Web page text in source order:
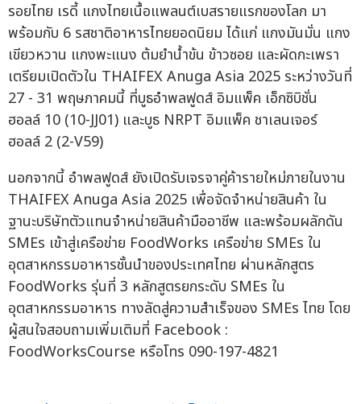
รอยไทย เรดี้ แกงไทยเนื้อแพลนต์เบสรายแรกของโลก มา
พร้อมกับ 6 รสชาติอาหารไทยยอดนิยม ได้แก่ แกงมันมั่น แกง
เขียวหวาน แกงพะแนง ต้มยำน้ำข้น ข้าวซอย และผัดกะเพรา
เตรียมเปิดตัวใน THAIFEX Anuga Asia 2025 ระหว่างวันที่
27 - 31 พฤษภาคมนี้ ที่บูธอำพลฟูดส์ อิมแพ็ค เอ็กซิบิชั่น
ฮอลล์ 10 (10-JJ01) และบูธ NRPT อิมแพ็ค ชาเลนเจอร์
ฮอลล์ 2 (2-V59)
นอกจากนี้ อำพลฟูดส์ ยังเปิดรับเจรจาคู่ค้ารายใหม่ภายในงาน
THAIFEX Anuga Asia 2025 เพื่อจัดจำหน่ายสินค้า ใน
ฐานะบริษัทตัวแทนจำหน่ายสินค้ามืออาชีพ และพร้อมผลักดัน
SMEs เข้าสู่เครือข่าย FoodWorks เครือข่าย SMEs ใน
อุตสาหกรรมอาหารชั้นนำของประเทศไทย ผ่านหลักสูตร
FoodWorks รุ่นที่ 3 หลักสูตรยกระดับ SMEs ใน
อุตสาหกรรมอาหาร ทางลัดสู่ความสำเร็จของ SMEs ไทย โดย
ผู้สนใจสอบถามเพิ่มเติมที่ Facebook :
FoodWorksCourse หรือโทร 090-197-4821